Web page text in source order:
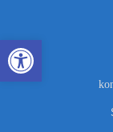
Open toolbar